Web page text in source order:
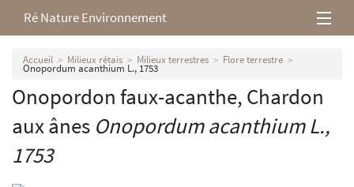
Ré Nature Environnement
L’association
Milieux rétais
Nos parutions
Accueil Milieux rétais Milieux terrestres Flore terrestre
Onopordum acanthium L., 1753
Onopordon faux-acanthe, Chardon
aux ânes Onopordum acanthiumL.,
1753